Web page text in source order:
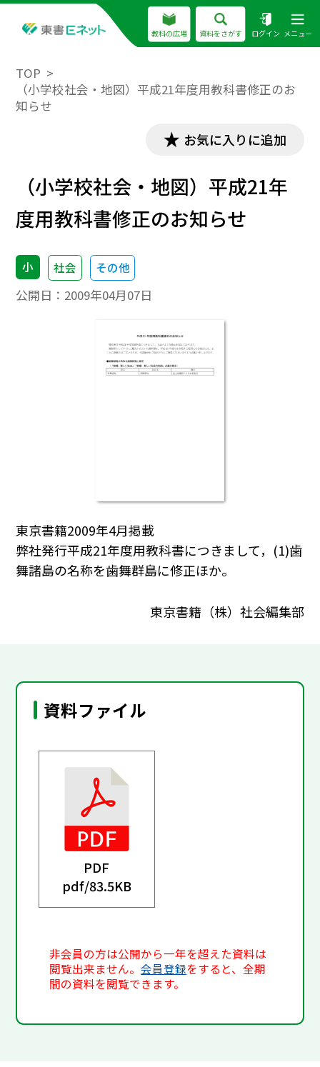
教科の広場 資料をさがす ログイン メニュー
TOP
（小学校社会・地図）平成21年度用教科書修正のお
知らせ
お気に入りに追加
（小学校社会・地図）平成21年
度用教科書修正のお知らせ
小 社会 その他
公開日： 2009年04月07日
東京書籍2009年4月掲載
弊社発行平成21年度用教科書につきまして，(1)歯
舞諸島の名称を歯舞群島に修正ほか。
東京書籍（株）社会編集部
資料ファイル
PDF
pdf/83.5KB
非会員の方は公開から一年を超えた資料は
閲覧出来ません。会員登録をすると、全期
間の資料を閲覧できます。